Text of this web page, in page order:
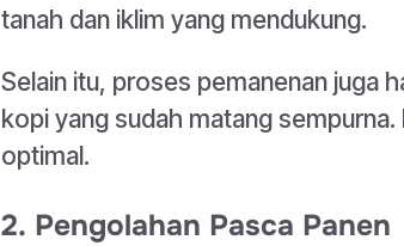
tanah dan iklim yang mendukung.
Selain itu, proses pemanenan juga
kopi yang sudah matang
optimal.
2. Pengolahan Pasca Panen